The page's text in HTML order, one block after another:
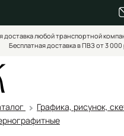
доставка любой транспортной
Бесплатная доставка в ПВЗ от 3 000
Графика, рисунок,